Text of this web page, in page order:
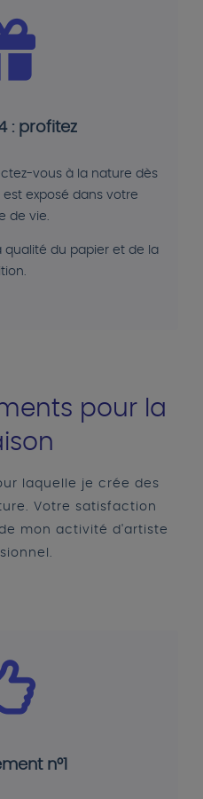
: profitez
vous à la nature dès
exposé dans votre
de vie.
qualité du papier et de la
pour la
laquelle je crée des
Votre satisfaction
mon activité d'artiste
n°1